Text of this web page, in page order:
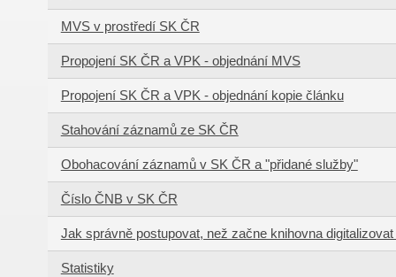
MVS v prostředí SK ČR
Propojení SK ČR a VPK - objednání MVS
Propojení SK ČR a VPK - objednání kopie článku
Stahování záznamů ze SK ČR
Obohacování záznamů v SK ČR a "přidané služby"
Číslo ČNB v SK ČR
Jak správně postupovat, než začne knihovna
Statistiky